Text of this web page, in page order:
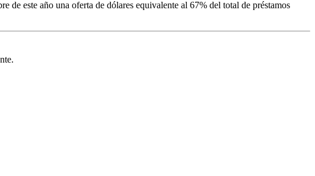
este año una oferta de dólares equivalente al 67% del total de préstamos